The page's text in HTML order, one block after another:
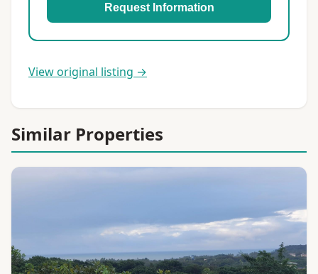
Request Information
View original listing →
Similar Properties